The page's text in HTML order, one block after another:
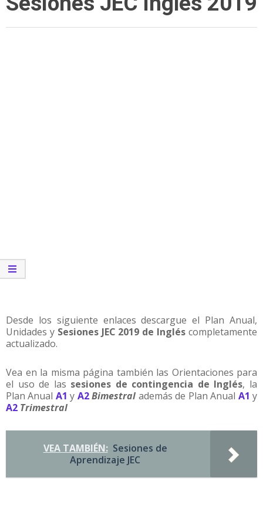
Desde los siguiente enlaces descargue el Plan Anual,
Unidades y Sesiones JEC 2019 de Inglés completamente
actualizado.
Vea en la misma página también las Orientaciones para
el uso de las sesiones de contingencia de Inglés, la
Plan Anual A1 y A2 Bimestral además de Plan Anual A1 y
A2 Trimestral
VEA TAMBIÉN: Sesiones de
Aprendizaje JEC